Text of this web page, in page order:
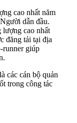
cao nhất năm
dẫn đầu.
lượng cao nhất
đăng tải tại địa
runner giúp
các cán bộ quản
trong công tác